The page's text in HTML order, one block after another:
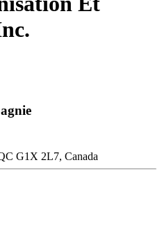
G1X 2L7, Canada